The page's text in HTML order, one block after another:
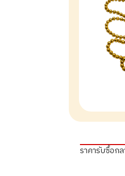
ราคารับซื้อก